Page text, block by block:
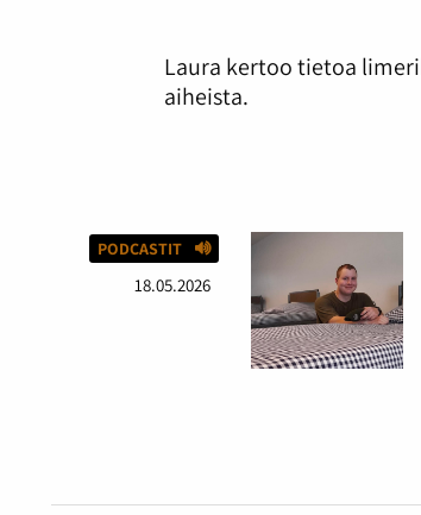
Laura kertoo tietoa
aiheista.
PODCASTIT
18.05.2026